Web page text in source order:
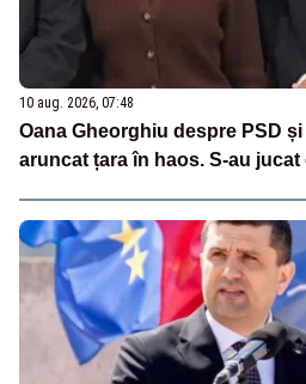
10 aug. 2026, 07:48
Oana Gheorghiu despre PSD
aruncat țara în haos. S-au jucat